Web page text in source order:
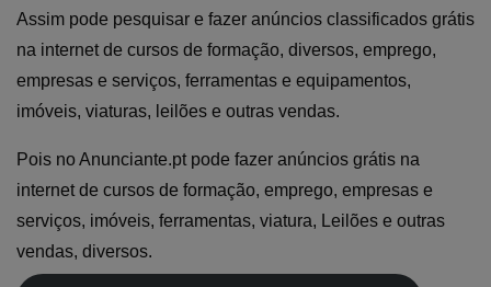
Assim pode pesquisar e fazer anúncios classificados grátis
na internet de cursos de formação, diversos, emprego,
empresas e serviços, ferramentas e equipamentos,
imóveis, viaturas, leilões e outras vendas.
Pois no Anunciante.pt pode fazer anúncios grátis na
internet de cursos de formação, emprego, empresas e
serviços, imóveis, ferramentas, viatura, Leilões e outras
vendas, diversos.